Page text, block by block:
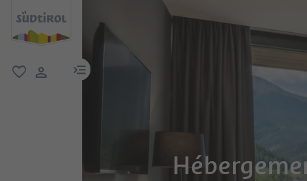
lien menu